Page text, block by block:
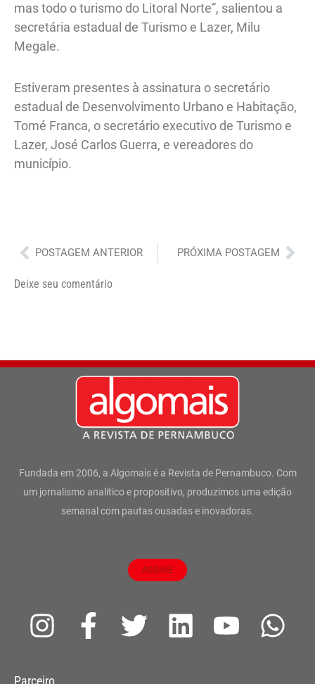
mas todo o turismo do Litoral Norte”, salientou a
secretária estadual de Turismo e Lazer, Milu
Megale.
Estiveram presentes à assinatura o secretário
estadual de Desenvolvimento Urbano e Habitação,
Tomé Franca, o secretário executivo de Turismo e
Lazer, José Carlos Guerra, e vereadores do
município.
Anterior
POSTAGEM ANTERIOR PRÓXIMA POSTAGEM
Deixe seu comentário
Fundada em 2006, a Algomais é a Revista de Pernambuco. Com
um jornalismo analítico e propositivo, produzimos uma edição
semanal com pautas ousadas e inovadoras.
ASSINE
I
s
F
a
T
L
Y
W
Parceiro